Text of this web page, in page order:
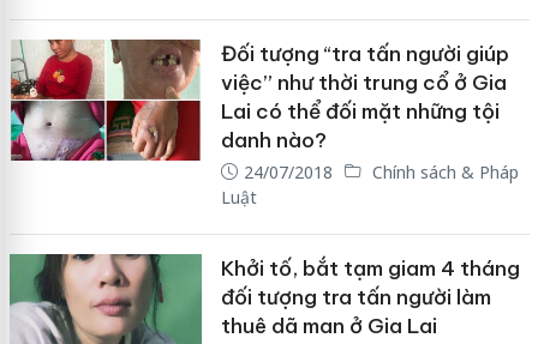
Đối tượng “tra tấn người giúp
việc” như thời trung cổ ở Gia
Lai có thể đối mặt những tội
danh nào?
24/07/2018
Chính sách & Pháp
Luật
Khởi tố, bắt tạm giam 4 tháng
đối tượng tra tấn người làm
thuê dã man ở Gia Lai